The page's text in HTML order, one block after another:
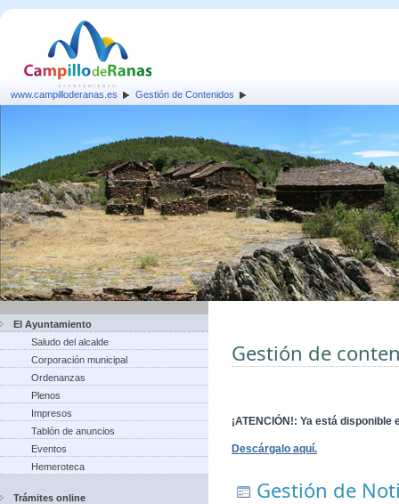
www.campilloderanas.es Gestión de Contenidos
El Ayuntamiento
Saludo del alcalde
Corporación municipal
Ordenanzas
Plenos
Impresos
Tablón de anuncios
Eventos
Hemeroteca
Trámites online
Gestión de
¡ATENCIÓN!: Ya está disponible
Descárgalo aquí.
Gestión de